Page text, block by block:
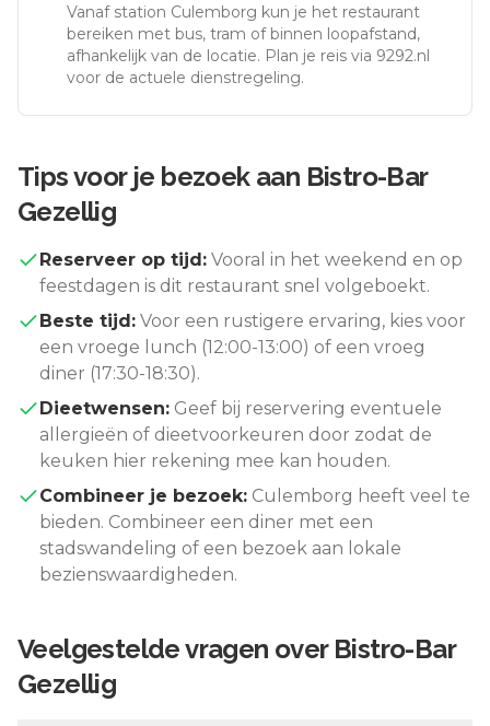
Vanaf station Culemborg kun je het restaurant
bereiken met bus, tram of binnen loopafstand,
afhankelijk van de locatie. Plan je reis via 9292.nl
voor de actuele dienstregeling.
Tips voor je bezoek aan Bistro-Bar
Gezellig
Reserveer op tijd: Vooral in het weekend en op
feestdagen is dit restaurant snel volgeboekt.
Beste tijd: Voor een rustigere ervaring, kies voor
een vroege lunch (12:00-13:00) of een vroeg
diner (17:30-18:30).
Dieetwensen: Geef bij reservering eventuele
allergieën of dieetvoorkeuren door zodat de
keuken hier rekening mee kan houden.
Combineer je bezoek: Culemborg heeft veel te
bieden. Combineer een diner met een
stadswandeling of een bezoek aan lokale
bezienswaardigheden.
Veelgestelde vragen over Bistro-Bar
Gezellig